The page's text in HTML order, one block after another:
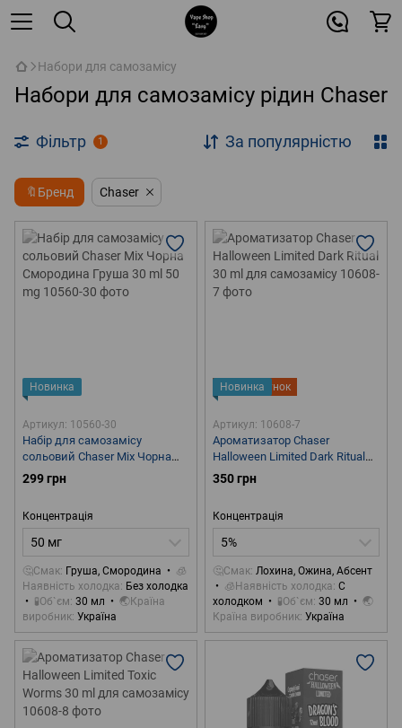
Набори для самозамісу
Набори для самозамісу рідин Chaser
Фільтр 1 За популярністю
🔖Бренд Chaser
Новинка
Артикул: 10560-30
Набір для самозамісу
сольовий Chaser Mix Чорна
Смородина Груша 30 ml 50 mg
299 грн
Концентрація
50 мг
🤔Смак Груша, Смородина
🧊
Наявність холодка
Без холодка
🧪Об`єм 30 мл
🌏Країна
виробник Україна
Подарунок
Новинка
Артикул: 10608-7
Ароматизатор Chaser
Halloween Limited Dark Ritual
30 ml для самозамісу
350 грн
Концентрація
5%
🤔Смак Лохина, Ожина, Абсент
🧊Наявність холодка С
холодком
🧪Об`єм 30 мл
🌏
Країна виробник Україна